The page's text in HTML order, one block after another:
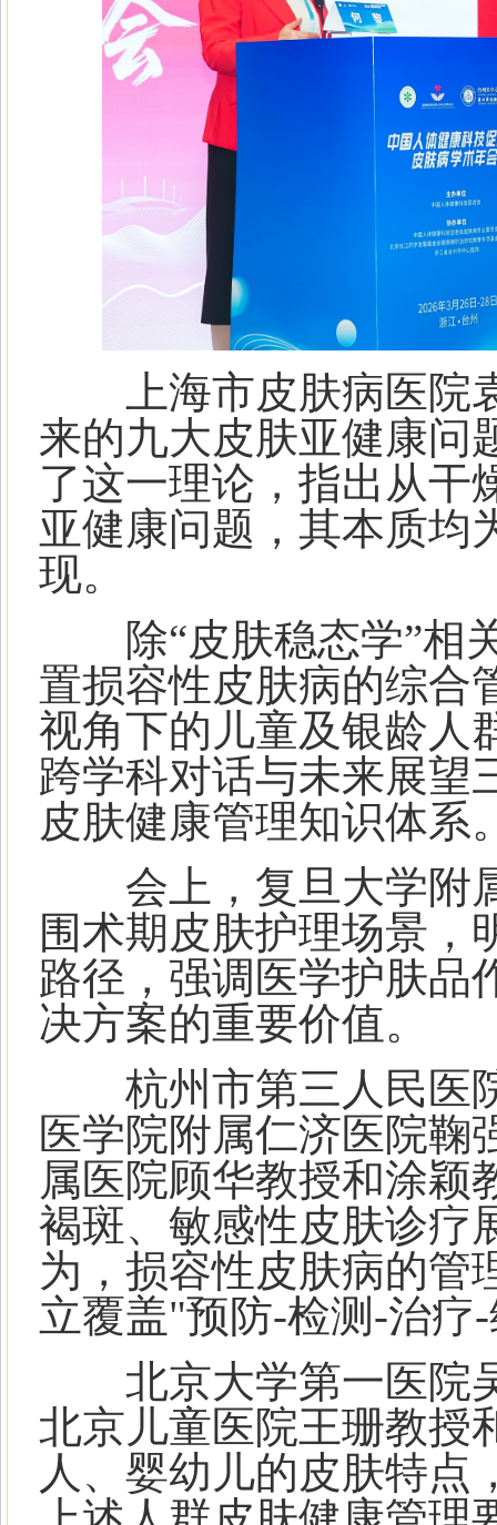
上海市皮肤病医院
来的九大皮肤亚健康问
了这一理论，指出从干
亚健康问题，其本质均
现。
除“皮肤稳态学”相
置损容性皮肤病的综合
视角下的儿童及银龄人
跨学科对话与未来展望
皮肤健康管理知识体系
会上，复旦大学附
围术期皮肤护理场景，
路径，强调医学护肤品
决方案的重要价值。
杭州市第三人民医
医学院附属仁济医院鞠
属医院顾华教授和涂颖
褐斑、敏感性皮肤诊疗
为，损容性皮肤病的管
立覆盖"预防-检测-治疗
北京大学第一医院
北京儿童医院王珊教授
人、婴幼儿的皮肤特点